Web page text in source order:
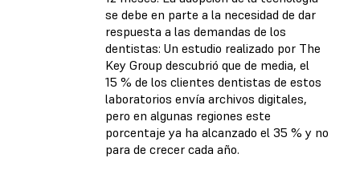
se debe en parte a la necesidad de dar
respuesta a las demandas de los
dentistas: Un estudio realizado por The
Key Group descubrió que de media, el
15 % de los clientes dentistas de estos
laboratorios envía archivos digitales,
pero en algunas regiones este
porcentaje ya ha alcanzado el 35 % y no
para de crecer cada año.